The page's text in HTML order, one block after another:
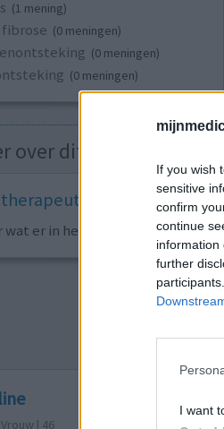
If you wish
sensitive
confirm
continue
information
further
I want
(1 mening)
fibrose (0 meningen)
(0 meningen)
(0 meningen)
over dit medicijn
Kompas
wat er in het naslagwerk van de
Sorteer op
3
| 46